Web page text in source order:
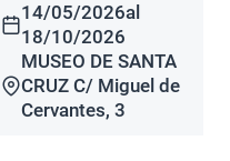
14/05/2026al
18/10/2026
MUSEO DE SANTA
CRUZ C/ Miguel de
Cervantes, 3